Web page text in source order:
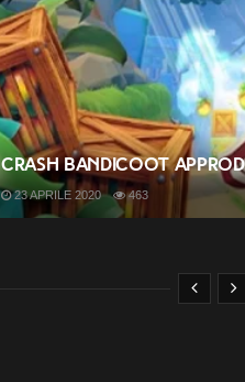
Crash Bandicoot
23 APRILE 2020 463